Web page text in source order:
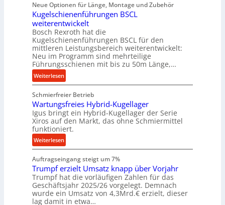
f
ü
r
r
a
u
e
U
m
g
e
b
u
n
g
e
n
i
g
i
t
a
e
r
W
k
z
e
g
k
r
e
i
s
Neue Optionen für Länge, Montage und Zubehör
Kugelschienenführungen BSCL
weiterentwickelt
Bosch Rexroth hat die
Kugelschienenführungen BSCL für den
mittleren Leistungsbereich weiterentwickelt:
Neu im Programm sind mehrteilige
Führungsschienen mit bis zu 50m Länge,…
Weiterlesen:
K
u
g
e
l
s
c
h
i
e
n
e
n
Schmierfreier Betrieb
Wartungsfreies Hybrid-Kugellager
Igus bringt ein Hybrid-Kugellager der Serie
Xiros auf den Markt, das ohne Schmiermittel
funktioniert.
Weiterlesen:
W
a
r
t
u
n
Auftragseingang steigt um 7%
Trumpf erzielt Umsatz knapp über Vorjahr
Trumpf hat die vorläufigen Zahlen für das
Geschäftsjahr 2025/26 vorgelegt. Demnach
wurde ein Umsatz von 4,3Mrd.€ erzielt, dieser
lag damit in etwa…